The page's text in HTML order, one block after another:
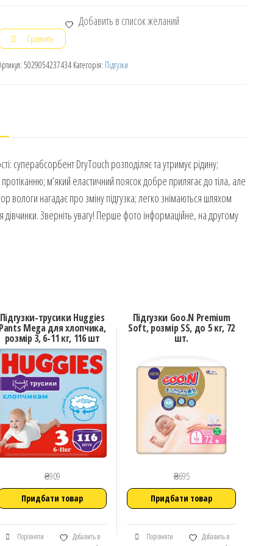
Добавить в список желаний
Сравнить
5029054237434 Категорія: Підгузки
суперабсорбент DryTouch розподіляє та утримує рідину;
м’який еластичний поясок добре прилягає до тіла, але
вологи нагадає про зміну підгузка; легко знімаються шляхом
Зверніть увагу! Перше фото інформаційне, на другому
Підгузки-трусики Huggies
Pants Mega для хлопчика,
розмір 3, 6-11 кг, 116 шт
₴909
Придбати товар
Порівняти
Добавить в
Підгузки Goo.N Premium
Soft, розмір SS, до 5 кг, 72
шт.
₴695
Придбати товар
Порівняти
Добавить в